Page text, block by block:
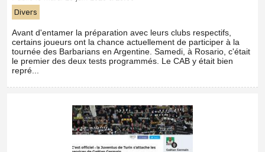
Divers
Avant d'entamer la préparation avec leurs clubs respectifs,
certains joueurs ont la chance actuellement de participer à la
tournée des Barbarians en Argentine. Samedi, à Rosario, c'était
le premier des deux tests programmés. Le CAB y était bien
repré...